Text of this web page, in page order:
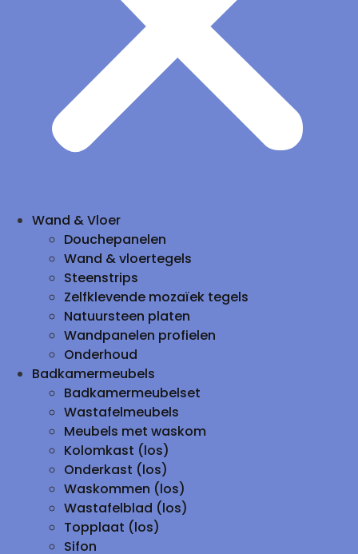
Wand & Vloer
Douchepanelen
Wand & vloertegels
Steenstrips
Zelfklevende mozaïek tegels
Natuursteen platen
Wandpanelen profielen
Onderhoud
Badkamermeubels
Badkamermeubelset
Wastafelmeubels
Meubels met waskom
Kolomkast (los)
Onderkast (los)
Waskommen (los)
Wastafelblad (los)
Topplaat (los)
Sifon